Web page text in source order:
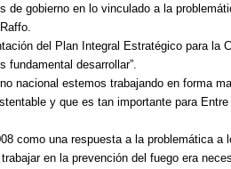
gobierno en lo vinculado a la
del Plan Integral Estratégico para la
fundamental desarrollar”.
nacional estemos trabajando en forma
y que es tan importante para
como una respuesta a la problemática a
en la prevención del fuego era